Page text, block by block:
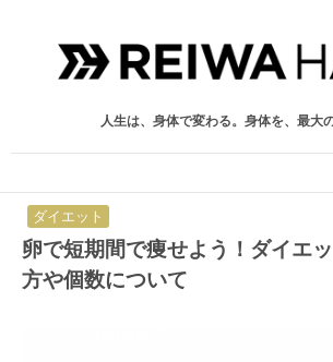
人生は、身体で変わる。身体を、最大
ダイエット
卵で短期間で痩せよう！ダイエ
方や個数について